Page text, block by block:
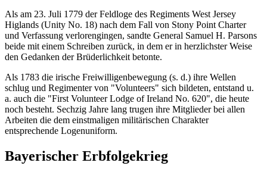
Als am 23. Juli 1779 der Feldloge des Regiments West Jersey
Higlands (Unity No. 18) nach dem Fall von Stony Point Charter
und Verfassung verlorengingen, sandte General Samuel H. Parsons
beide mit einem Schreiben zurück, in dem er in herzlichster Weise
den Gedanken der Brüderlichkeit betonte.
Als 1783 die irische Freiwilligenbewegung (s. d.) ihre Wellen
schlug und Regimenter von "Volunteers" sich bildeten, entstand u.
a. auch die "First Volunteer Lodge of Ireland No. 620", die heute
noch besteht. Sechzig Jahre lang trugen ihre Mitglieder bei allen
Arbeiten die dem einstmaligen militärischen Charakter
entsprechende Logenuniform.
Bayerischer Erbfolgekrieg